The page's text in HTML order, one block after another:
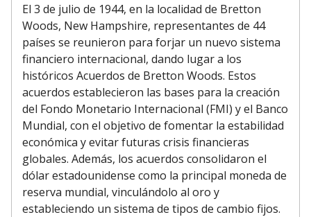
El 3 de julio de 1944, en la localidad de Bretton
Woods, New Hampshire, representantes de 44
países se reunieron para forjar un nuevo sistema
financiero internacional, dando lugar a los
históricos Acuerdos de Bretton Woods. Estos
acuerdos establecieron las bases para la creación
del Fondo Monetario Internacional (FMI) y el Banco
Mundial, con el objetivo de fomentar la estabilidad
económica y evitar futuras crisis financieras
globales. Además, los acuerdos consolidaron el
dólar estadounidense como la principal moneda de
reserva mundial, vinculándolo al oro y
estableciendo un sistema de tipos de cambio fijos.